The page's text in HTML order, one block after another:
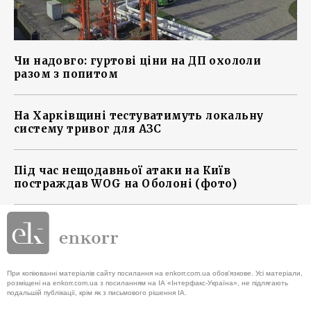
Чи надовго: гуртові ціни на ДП охололи
разом з попитом
На Харківщині тестуватимуть локальну
систему тривог для АЗС
Під час нещодавньої атаки на Київ
постраждав WOG на Оболоні (фото)
При копіюванні матеріалів сайту посилання на enkorr.com.ua обов'язкове. Усі матеріали,
розміщені на enkorr.com.ua з посиланням на ІА «Інтерфакс-Україна», не підлягають
подальшій публікації, крім як з письмового рішення ІА.